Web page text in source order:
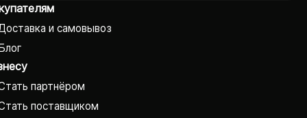
и самовывоз
партнёром
поставщиком